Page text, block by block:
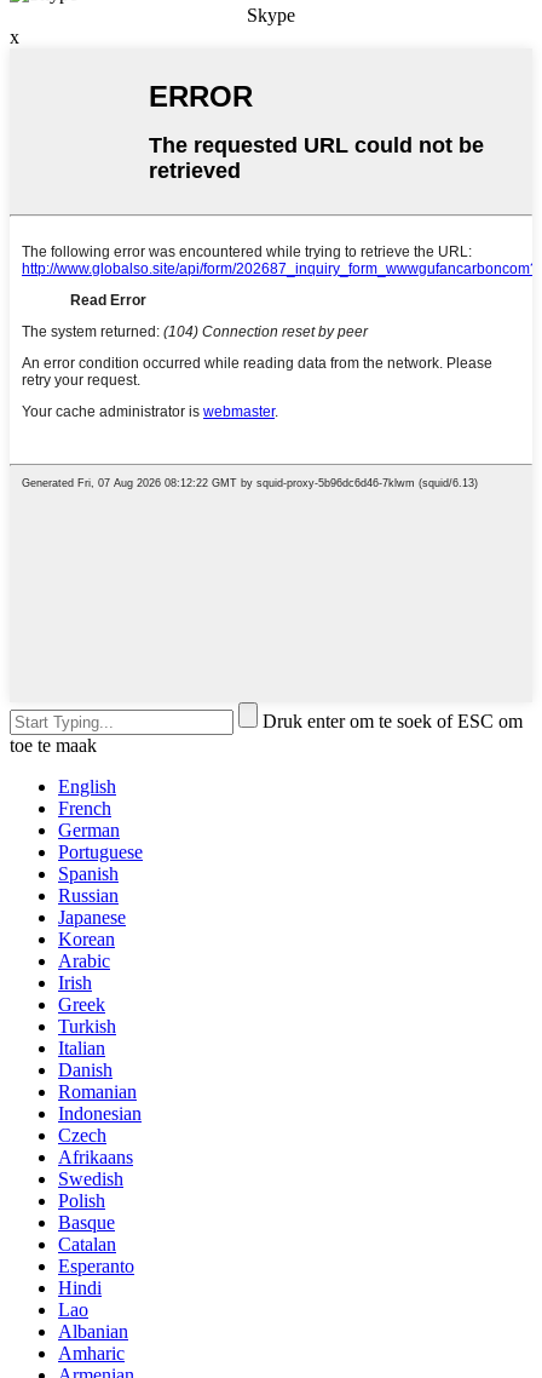
Skype
x
Druk enter om te soek of ESC om
toe te maak
English
French
German
Portuguese
Spanish
Russian
Japanese
Korean
Arabic
Irish
Greek
Turkish
Italian
Danish
Romanian
Indonesian
Czech
Afrikaans
Swedish
Polish
Basque
Catalan
Esperanto
Hindi
Lao
Albanian
Amharic